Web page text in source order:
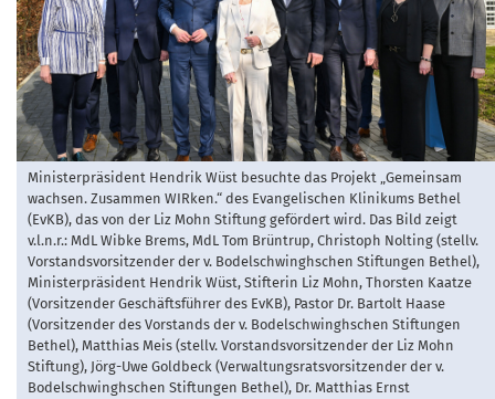
Ministerpräsident Hendrik Wüst besuchte das Projekt „Gemeinsam
wachsen. Zusammen WIRken.“ des Evangelischen Klinikums Bethel
(EvKB), das von der Liz Mohn Stiftung gefördert wird. Das Bild zeigt
v.l.n.r.: MdL Wibke Brems, MdL Tom Brüntrup, Christoph Nolting (stellv.
Vorstandsvorsitzender der v. Bodelschwinghschen Stiftungen Bethel),
Ministerpräsident Hendrik Wüst, Stifterin Liz Mohn, Thorsten Kaatze
(Vorsitzender Geschäftsführer des EvKB), Pastor Dr. Bartolt Haase
(Vorsitzender des Vorstands der v. Bodelschwinghschen Stiftungen
Bethel), Matthias Meis (stellv. Vorstandsvorsitzender der Liz Mohn
Stiftung), Jörg-Uwe Goldbeck (Verwaltungsratsvorsitzender der v.
Bodelschwinghschen Stiftungen Bethel), Dr. Matthias Ernst